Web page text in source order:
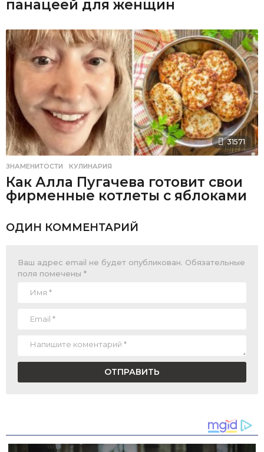
панацеей для женщин
31571
ЗНАМЕНИТОСТИ ,КУЛИНАРИЯ
Как Алла Пугачева готовит свои
фирменные котлеты с яблоками
ОДИН КОММЕНТАРИЙ
Ваш адрес email не будет опубликован. Обязательные
поля помечены *